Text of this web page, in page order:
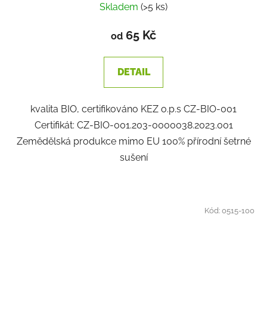
Skladem (>5 ks)
od 65 Kč
DETAIL
kvalita BIO, certifikováno KEZ o.p.s CZ-BIO-001
Certifikát: CZ-BIO-001.203-0000038.2023.001
Zemědělská produkce mimo EU 100% přírodní šetrné
sušení
Kód:0515-100